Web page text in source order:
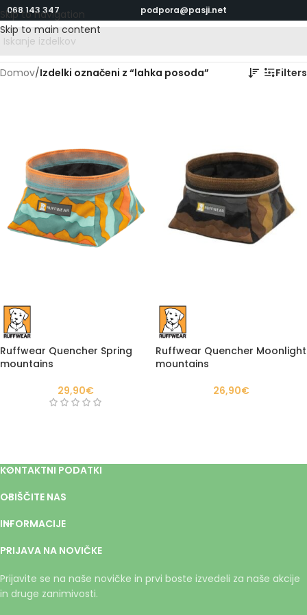
Skip to navigation
Skip to main content
068 143 347 podpora@pasji.net
Domov/Izdelki označeni z “lahka posoda” Filters
Ruffwear Quencher Spring
mountains
29,90€
Ruffwear Quencher Moonlight
mountains
26,90€
KONTAKTNI PODATKI
OBIŠČITE NAS
INFORMACIJE
PRIJAVA NA NOVIČKE
Prijavite se na naše novičke in prvi boste izvedeli za naše akcije
in druge zanimivosti.